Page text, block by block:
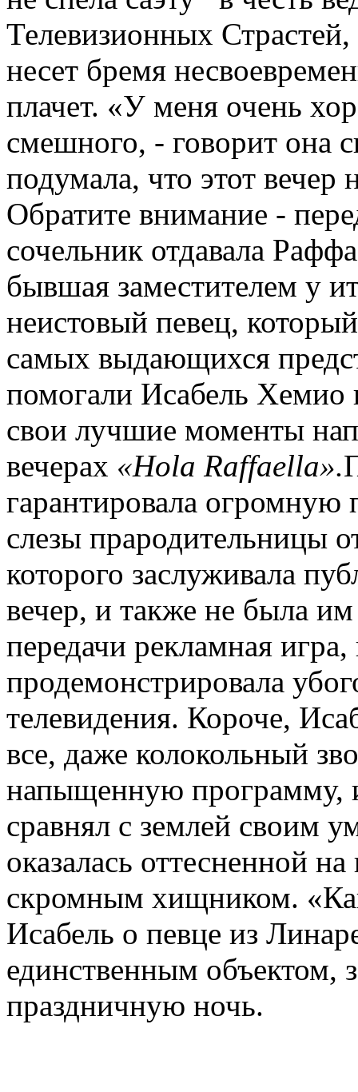
Телевизионных
несет бремя
плачет. «У меня очень
смешного, - говорит она
подумала, что этот вечер
Обратите внимание -
сочельник отдавала
бывшая заместителем у
неистовый певец,
самых выдающихся
помогали Исабель Хемио
свои лучшие моменты
вечерах «Hola Raffaella».
гарантировала
слезы прародительницы
которого заслуживала
вечер, и также не была
передачи рекламная
продемонстрировала
телевидения. Короче,
все, даже колокольный
напыщенную программу,
сравнял с землей своим
оказалась оттесненной
скромным хищником.
Исабель о певце из
единственным объектом,
праздничную ночь.